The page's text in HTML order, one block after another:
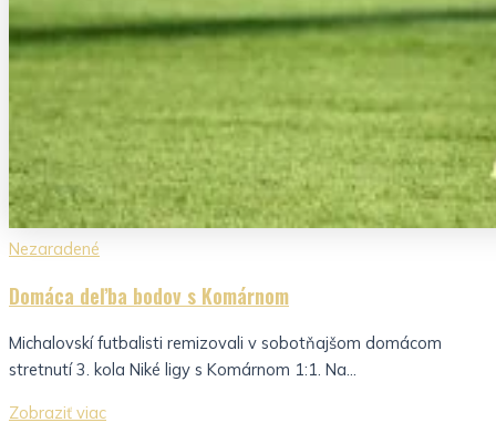
Nezaradené
Domáca deľba bodov s Komárnom
Michalovskí futbalisti remizovali v sobotňajšom domácom
stretnutí 3. kola Niké ligy s Komárnom 1:1. Na...
Zobraziť viac